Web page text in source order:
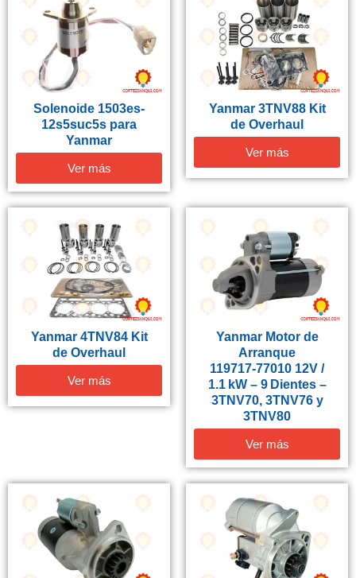
Solenoide 1503es-
12s5suc5s para
Yanmar
Ver más
Yanmar 3TNV88 Kit
de Overhaul
Ver más
Yanmar 4TNV84 Kit
de Overhaul
Ver más
Yanmar Motor de
Arranque
119717‑77010 12V /
1.1 kW – 9 Dientes –
3TNV70, 3TNV76 y
3TNV80
Ver más